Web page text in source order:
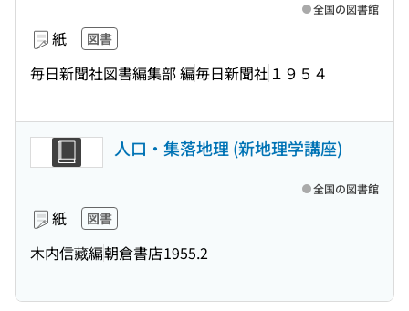
紙 図書
毎日新聞社図書編集部 編毎日新聞社 １９５４
全国の図書館
人口・集落地理 (新地理学講座)
紙 図書
木内信藏編朝倉書店1955.2
全国の図書館